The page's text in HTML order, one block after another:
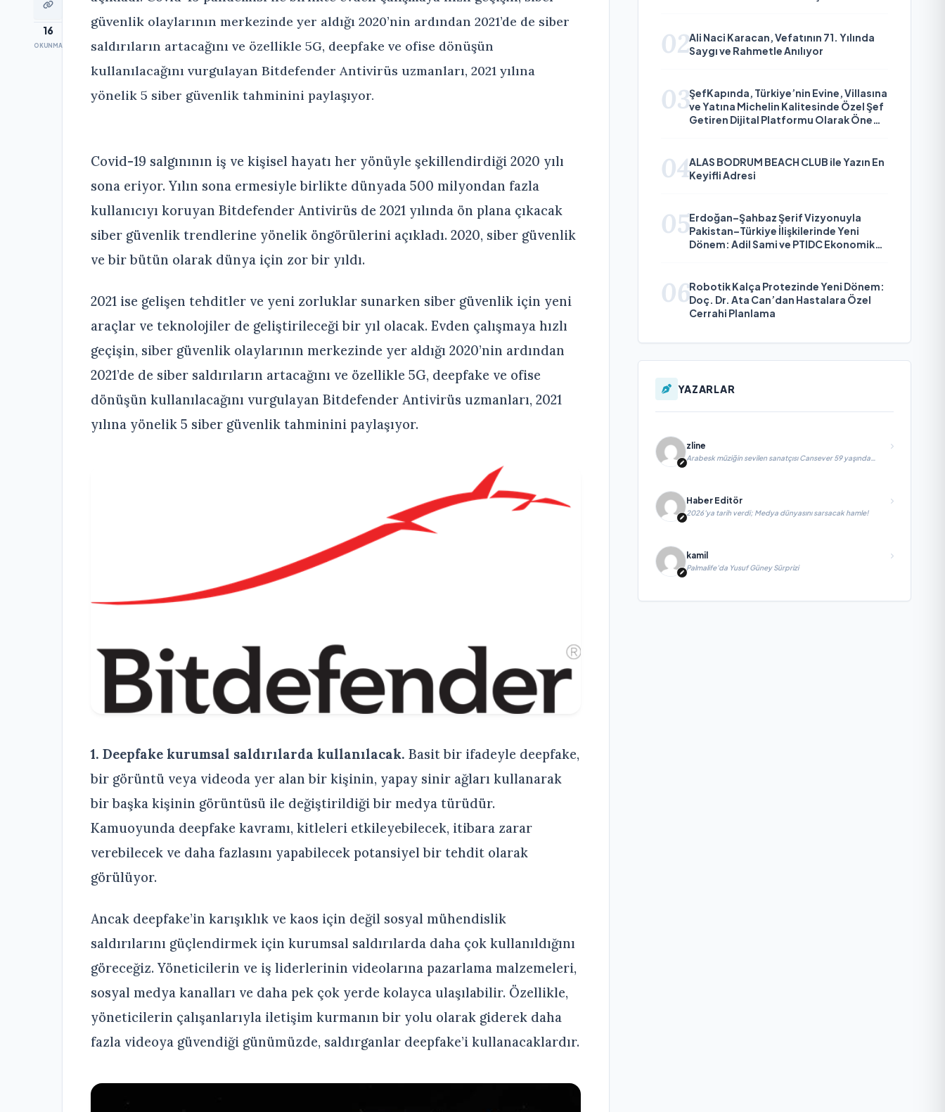
16
OKUNMA
güvenlik olaylarının merkezinde yer aldığı 2020’nin ardından 2021’de de siber
saldırıların artacağını ve özellikle 5G, deepfake ve ofise dönüşün
kullanılacağını vurgulayan Bitdefender Antivirüs uzmanları, 2021 yılına
yönelik 5 siber güvenlik tahminini paylaşıyor.
Covid-19 salgınının iş ve kişisel hayatı her yönüyle şekillendirdiği 2020 yılı
sona eriyor. Yılın sona ermesiyle birlikte dünyada 500 milyondan fazla
kullanıcıyı koruyan Bitdefender Antivirüs de 2021 yılında ön plana çıkacak
siber güvenlik trendlerine yönelik öngörülerini açıkladı. 2020, siber güvenlik
ve bir bütün olarak dünya için zor bir yıldı.
2021 ise gelişen tehditler ve yeni zorluklar sunarken siber güvenlik için yeni
araçlar ve teknolojiler de geliştirileceği bir yıl olacak. Evden çalışmaya hızlı
geçişin, siber güvenlik olaylarının merkezinde yer aldığı 2020’nin ardından
2021’de de siber saldırıların artacağını ve özellikle 5G, deepfake ve ofise
dönüşün kullanılacağını vurgulayan Bitdefender Antivirüs uzmanları, 2021
yılına yönelik 5 siber güvenlik tahminini paylaşıyor.
1. Deepfake kurumsal saldırılarda kullanılacak. Basit bir ifadeyle deepfake,
bir görüntü veya videoda yer alan bir kişinin, yapay sinir ağları kullanarak
bir başka kişinin görüntüsü ile değiştirildiği bir medya türüdür.
Kamuoyunda deepfake kavramı, kitleleri etkileyebilecek, itibara zarar
verebilecek ve daha fazlasını yapabilecek potansiyel bir tehdit olarak
görülüyor.
Ancak deepfake’in karışıklık ve kaos için değil sosyal mühendislik
saldırılarını güçlendirmek için kurumsal saldırılarda daha çok kullanıldığını
göreceğiz. Yöneticilerin ve iş liderlerinin videolarına pazarlama malzemeleri,
sosyal medya kanalları ve daha pek çok yerde kolayca ulaşılabilir. Özellikle,
yöneticilerin çalışanlarıyla iletişim kurmanın bir yolu olarak giderek daha
fazla videoya güvendiği günümüzde, saldırganlar deepfake’i kullanacaklardır.
02Ali Naci Karacan, Vefatının 71. Yılında
Saygı ve Rahmetle Anılıyor
03ŞefKapında, Türkiye’nin Evine, Villasına
ve Yatına Michelin Kalitesinde Özel Şef
Getiren Dijital Platformu Olarak Öne
04ALAS BODRUM BEACH CLUB ile Yazın En
Keyifli Adresi
05Erdoğan–Şahbaz Şerif Vizyonuyla
Pakistan–Türkiye İlişkilerinde Yeni
Dönem: Adil Sami ve PTIDC Ekonomik
06Robotik Kalça Protezinde Yeni Dönem:
Doç. Dr. Ata Can’dan Hastalara Özel
Cerrahi Planlama
YAZARLAR
zline
Arabesk müziğin sevilen sanatçısı Cansever 59 yaşında
yaşamını yitirdi
Haber Editör
2026’ya tarih verdi; Medya dünyasını sarsacak hamle!
kamil
Palmalife’da Yusuf Güney Sürprizi